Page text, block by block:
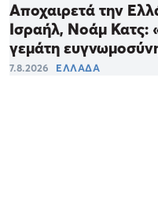
Αποχαιρετά την
Ισραήλ, Νοάμ Κατς:
γεμάτη
7.8.2026 ΕΛΛΑΔΑ